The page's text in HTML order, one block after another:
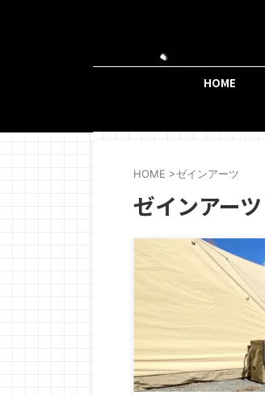
HOME
HOME >ゼインアーツ
ゼインアーツ